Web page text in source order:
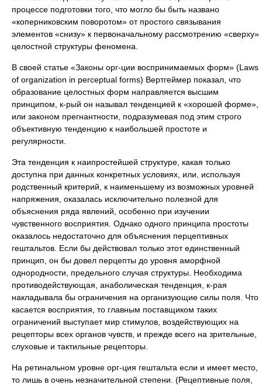
процессе подготовки того, что могло бы быть названо
«коперниковским поворотом» от простого связывания
элементов «снизу» к первоначальному рассмотрению «сверху»
целостной структуры феномена.
В своей статье «Законы орг-ции воспринимаемых форм» (Laws
of organization in perceptual forms) Вертгеймер показал, что
образование целостных форм направляется высшим
принципом, к-рый он называл тенденцией к «хорошей форме»,
или законом прегнантности, подразумевая под этим строго
объективную тенденцию к наибольшей простоте и
регулярности.
Эта тенденция к наипростейшей структуре, какая только
доступна при данных конкретных условиях, или, используя
родственный критерий, к наименьшему из возможных уровней
напряжения, оказалась исключительно полезной для
объяснения ряда явлений, особенно при изучении
чувственного восприятия. Однако одного принципа простоты
оказалось недостаточно для объяснения перцептивных
гештальтов. Если бы действовал только этот единственный
принцип, он бы довел перцепты до уровня аморфной
однородности, предельного случая структуры. Необходима
противодействующая, анаболическая тенденция, к-рая
накладывала бы ограничения на организующие силы поля. Что
касается восприятия, то главным поставщиком таких
ограничений выступает мир стимулов, воздействующих на
рецепторы всех органов чувств, и прежде всего на зрительные,
слуховые и тактильные рецепторы.
На ретинальном уровне орг-ция гештальта если и имеет место,
то лишь в очень незначительной степени. (Рецептивные поля,